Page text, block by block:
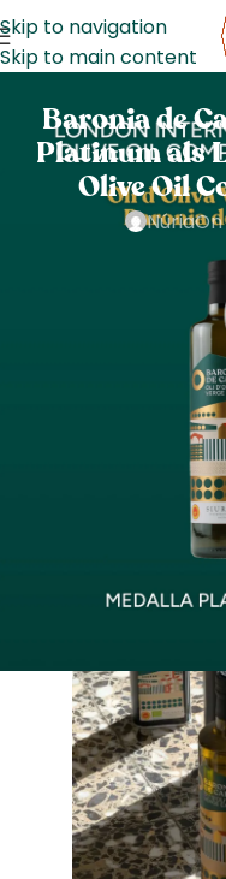
Skip to navigation
Skip to main content
Baronia de
Platinum als
Olive Oil
Núria
Un nou
nostre oli d’oliva